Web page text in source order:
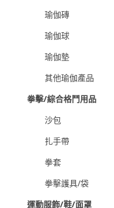
瑜伽磚
瑜伽球
瑜伽墊
其他瑜伽產品
拳擊/綜合格鬥用品
沙包
扎手帶
拳套
拳擊護具/袋
運動服飾/鞋/面罩